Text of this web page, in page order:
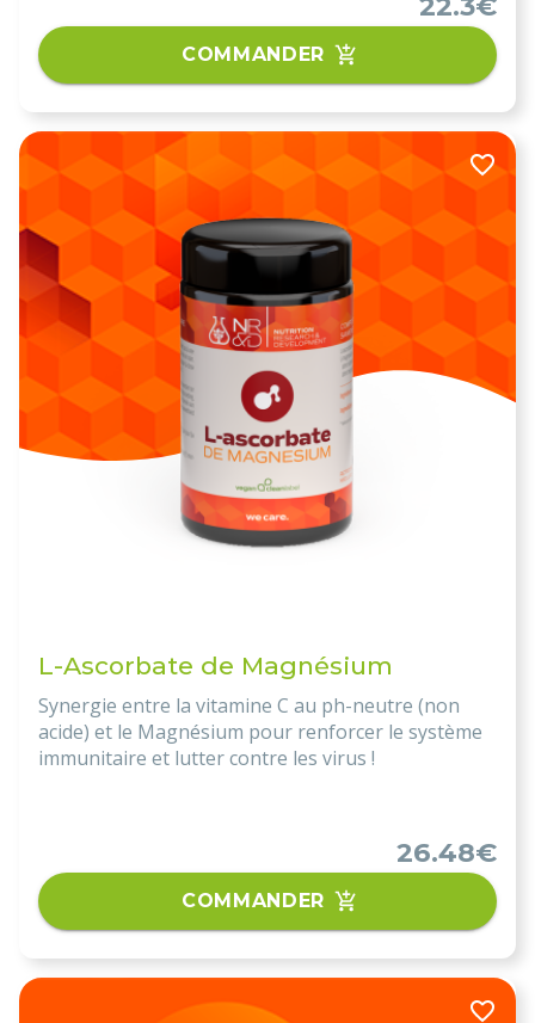
COMMANDER
L-Ascorbate de Magnésium
Synergie entre la vitamine C au ph-neutre (non
acide) et le Magnésium pour renforcer le système
immunitaire et lutter contre les virus !
26.48€
COMMANDER